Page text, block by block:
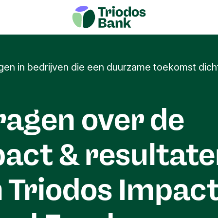
in bedrijven die een duurzame toekomst
over de
&
Triodos